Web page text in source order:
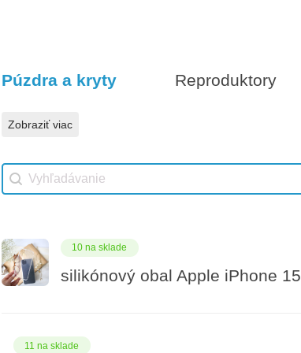
5 na sklade
Vhodné príslušenstvo
Púzdra a kryty Reproduktory
Zobraziť viac
Vhodné príslušenstvo search
Search content
10 na sklade
silikónový obal Apple iPhone 15
11 na sklade